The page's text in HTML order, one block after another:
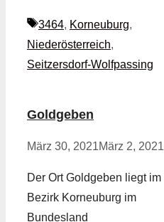
Schlagwörter
3464, Korneuburg,
Niederösterreich,
Seitzersdorf-Wolfpassing
Goldgeben
März 30, 2021März 2, 2021
Der Ort Goldgeben liegt im
Bezirk Korneuburg im
Bundesland